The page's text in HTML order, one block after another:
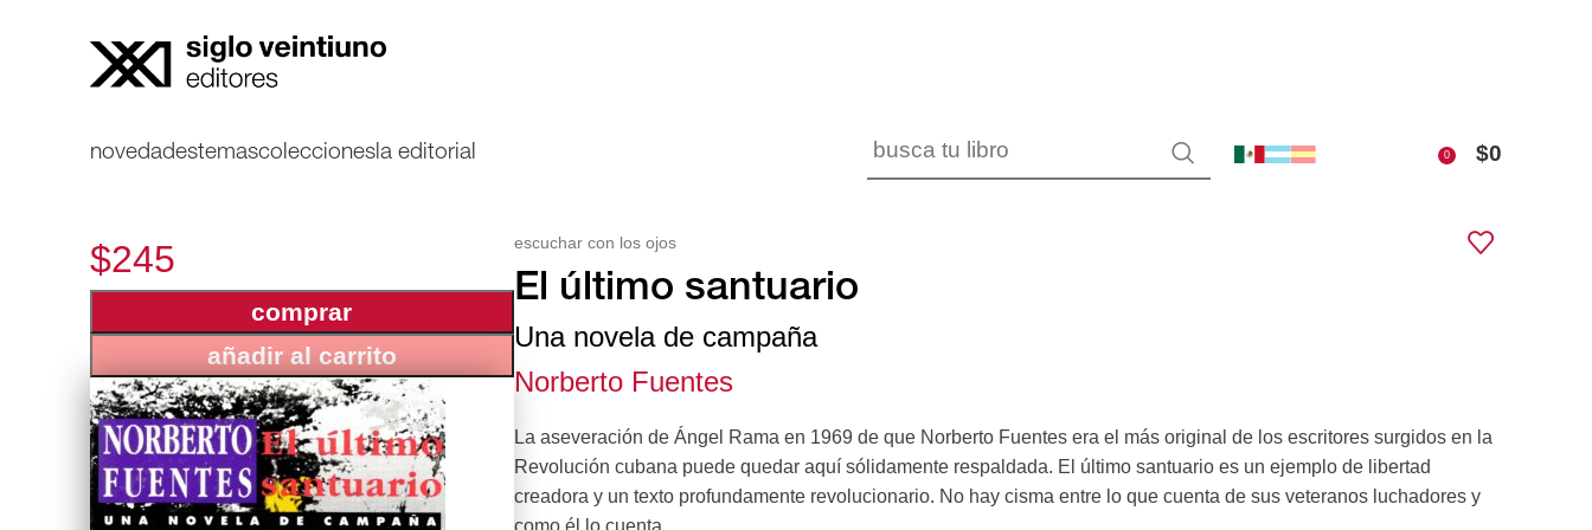
novedadestemascolecciones la editorial 0 $0
$245
añadir al carrito
comprar
escuchar con los ojos
El último santuario
Una novela de campaña
Norberto Fuentes
La aseveración de Ángel Rama en 1969 de que Norberto Fuentes era el más original de los escritores surgidos en la
Revolución cubana puede quedar aquí sólidamente respaldada. El último santuario es un ejemplo de libertad
creadora y un texto profundamente revolucionario. No hay cisma entre lo que cuenta de sus veteranos luchadores y
como él lo cuenta.